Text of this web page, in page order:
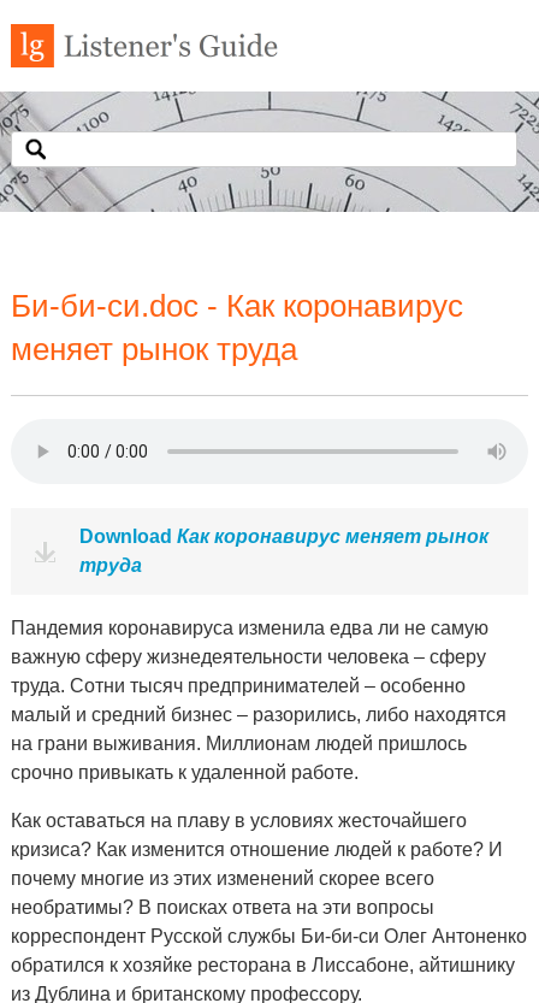
Би-би-си.doc - Как коронавирус
меняет рынок труда
Download Как коронавирус меняет рынок
труда
Пандемия коронавируса изменила едва ли не самую
важную сферу жизнедеятельности человека – сферу
труда. Сотни тысяч предпринимателей – особенно
малый и средний бизнес – разорились, либо находятся
на грани выживания. Миллионам людей пришлось
срочно привыкать к удаленной работе.
Как оставаться на плаву в условиях жесточайшего
кризиса? Как изменится отношение людей к работе? И
почему многие из этих изменений скорее всего
необратимы? В поисках ответа на эти вопросы
корреспондент Русской службы Би-би-си Олег Антоненко
обратился к хозяйке ресторана в Лиссабоне, айтишнику
из Дублина и британскому профессору.